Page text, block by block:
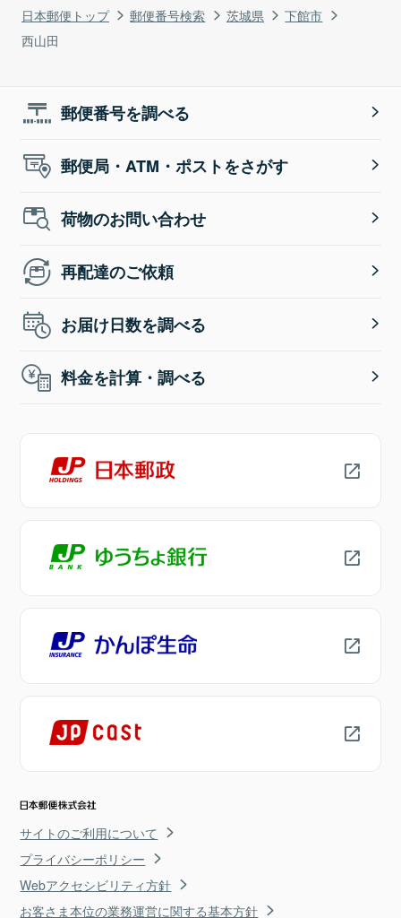
日本郵便トップ 郵便番号検索 茨城県
下館市
西山田
郵便番号を調べる
郵便局・ATM・ポストをさがす
荷物のお問い合わせ
再配達のご依頼
お届け日数を調べる
料金を計算・調べる
サイトのご利用について
プライバシーポリシー
Webアクセシビリティ方針
お客さま本位の業務運営に関する基本方針